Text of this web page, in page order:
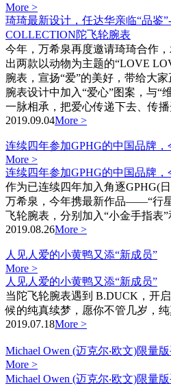
More >
琦琦最新设计，任达华亲临“品鉴
COLLECTION陀飞轮腕表
今年，万希泉再度邀请琦琦合作
出两款以动物为主题的“LOVE
腕表，宣扬“爱”的美好，带给大
腕表设计中加入“爱心”图案，与“
一脉相承，把爱心传递下去、传播
2019.09.04More >
连续四年参加GPHG的中国品牌，
More >
连续四年参加GPHG的中国品牌，
作为已连续四年加入角逐GPHG(
万希泉，今年携最新作品——“行
飞轮腕表，分别加入“小金手指表”
2019.08.26More >
人见人爱的小黄鸭又添“新成员”
More >
人见人爱的小黄鸭又添“新成员”
当陀飞轮腕表遇到 B.DUCK，开
候的纯真续梦，愿你不管几岁，纯
2019.07.18More >
Michael Owen (迈克尔‧欧文)限量
More >
Michael Owen (迈克尔‧欧文)限量